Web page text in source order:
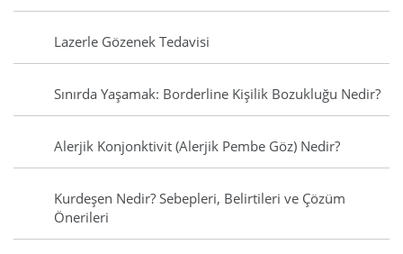
Lazerle Gözenek Tedavisi
Sınırda Yaşamak: Borderline Kişilik Bozukluğu Nedir?
Alerjik Konjonktivit (Alerjik Pembe Göz) Nedir?
Kurdeşen Nedir? Sebepleri, Belirtileri ve Çözüm
Önerileri